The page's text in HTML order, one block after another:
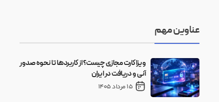
عناوین مهم
ویزا کارت مجازی چیست؟ از کاربردها تا نحوه صدور
آنی و دریافت در ایران
15 مرداد 1405